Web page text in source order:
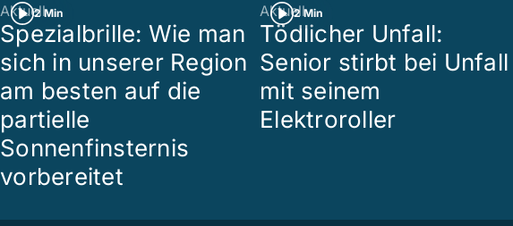
2 Min
Aktuell
Spezialbrille: Wie man
sich in unserer Region
am besten auf die
partielle
Sonnenfinsternis
vorbereitet
2 Min
Aktuell
Tödlicher Unfall:
Senior stirbt bei Unfall
mit seinem
Elektroroller